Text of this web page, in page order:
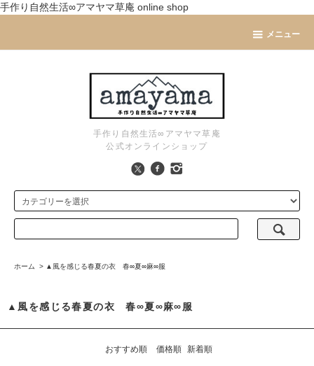
手作り自然生活∞アマヤマ草庵 online shop
メニュー
手作り自然生活∞アマヤマ草庵
公式オンラインショップ
ホーム > ▲風を感じる春夏の衣 春∞夏∞麻∞服
▲風を感じる春夏の衣 春∞夏∞麻∞服
おすすめ順 価格順 新着順